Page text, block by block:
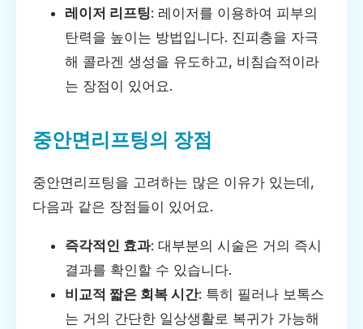
레이저 리프팅: 레이저를 이용하여 피부의
탄력을 높이는 방법입니다. 진피층을 자극
해 콜라겐 생성을 유도하고, 비침습적이라
는 장점이 있어요.
중안면리프팅의 장점
중안면리프팅을 고려하는 많은 이유가 있는데,
다음과 같은 장점들이 있어요.
즉각적인 효과: 대부분의 시술은 거의 즉시
결과를 확인할 수 있습니다.
비교적 짧은 회복 시간: 특히 필러나 보톡스
는 거의 간단한 일상생활로 복귀가 가능해